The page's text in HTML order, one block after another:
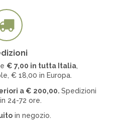
€ 7,00 in tutta Italia,
€ 18,00 in Europa.
a € 200,00. Spedizioni
24-72 ore.
in negozio.